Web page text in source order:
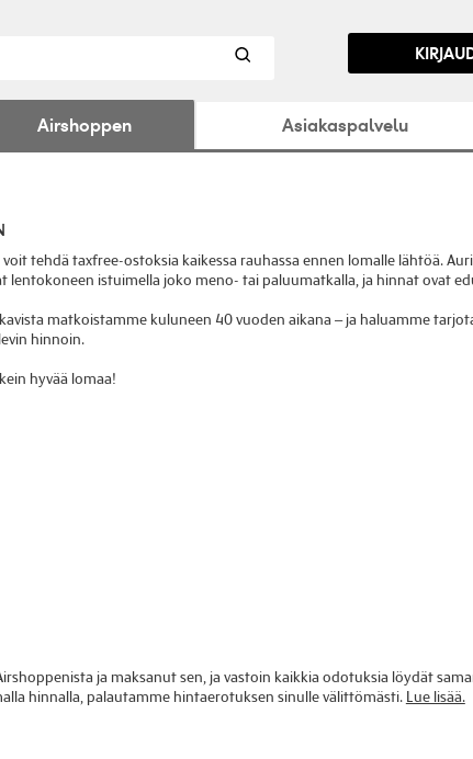
Airshoppen Asiakaspalvelu
tehdä taxfree-ostoksia kaikessa rauhassa ennen lomalle lähtöä.
lentokoneen istuimella joko meno- tai paluumatkalla, ja hinnat ovat
matkoistamme kuluneen 40 vuoden aikana – ja haluamme
hinnoin.
hyvää lomaa!
ja maksanut sen, ja vastoin kaikkia odotuksia löydät
hinnalla, palautamme hintaerotuksen sinulle välittömästi. Lue lisää.